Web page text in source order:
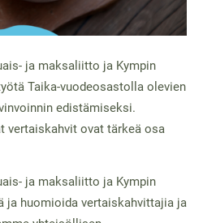
ja maksaliitto ja Kympin
Taika-vuodeosastolla olevien
edistämiseksi.
vertaiskahvit ovat tärkeä osa
ja maksaliitto ja Kympin
ja huomioida vertaiskahvittajia ja